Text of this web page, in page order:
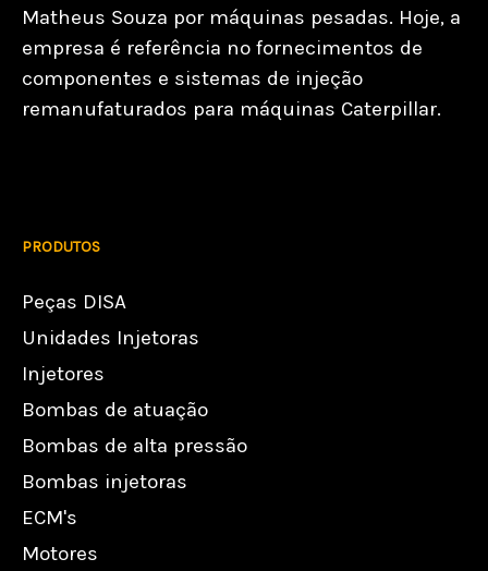
Matheus Souza por máquinas pesadas. Hoje, a
empresa é referência no fornecimentos de
componentes e sistemas de injeção
remanufaturados para máquinas Caterpillar.
PRODUTOS
Peças DISA
Unidades Injetoras
Injetores
Bombas de atuação
Bombas de alta pressão
Bombas injetoras
ECM's
Motores